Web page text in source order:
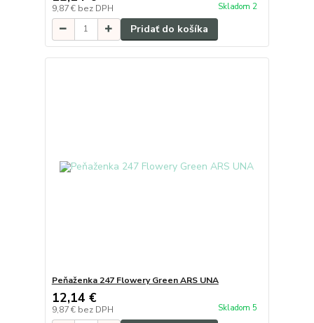
9,87 € bez DPH Skladom 2
Pridať do košíka
Peňaženka 247 Flowery Green ARS UNA
12,14 €
9,87 € bez DPH Skladom 5